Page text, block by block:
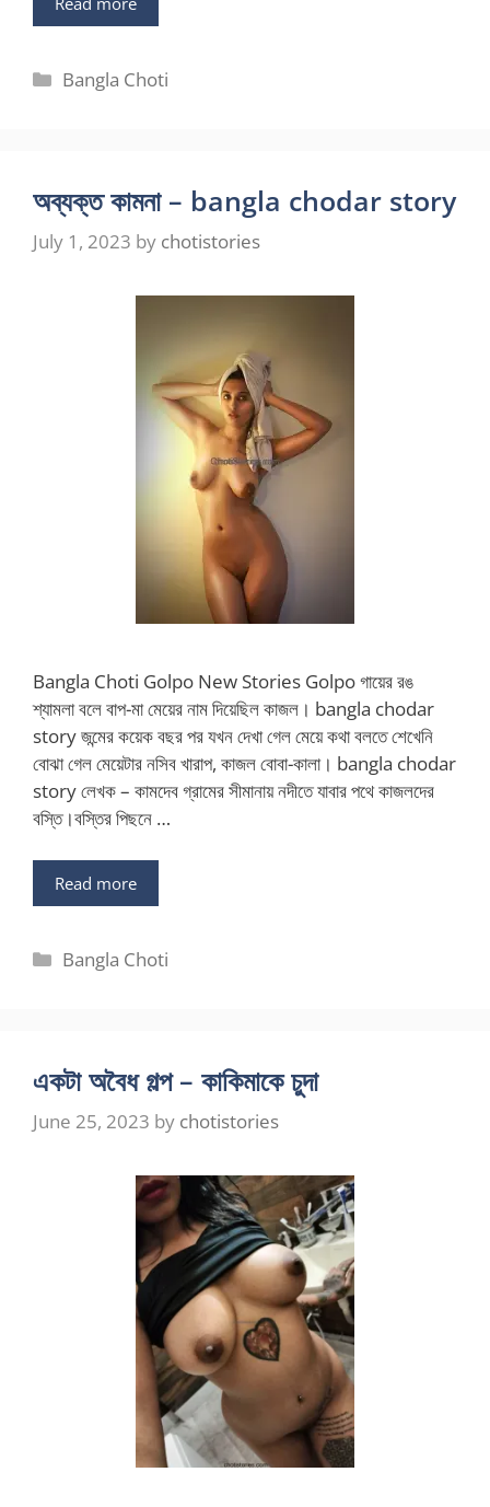
Categories
Bangla Choti
অব্যক্ত কামনা – bangla chodar story
July 1, 2023 by chotistories
Bangla Choti Golpo New Stories Golpo গায়ের রঙ
শ্যামলা বলে বাপ-মা মেয়ের নাম দিয়েছিল কাজল। bangla chodar
story জন্মের কয়েক বছর পর যখন দেখা গেল মেয়ে কথা বলতে শেখেনি
বোঝা গেল মেয়েটার নসিব খারাপ, কাজল বোবা-কালা। bangla chodar
story লেখক – কামদেব গ্রামের সীমানায় নদীতে যাবার পথে কাজলদের
বস্তি।বস্তির পিছনে …
Read more
Categories
Bangla Choti
একটা অবৈধ গল্প – কাকিমাকে চুদা
June 25, 2023 by chotistories